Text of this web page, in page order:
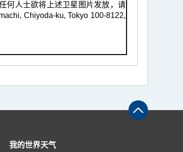
何人士欲将上述卫星图片发放，请
Chiyoda-ku, Tokyo 100-8122,
我的世界天气